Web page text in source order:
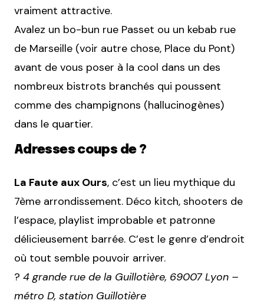
vraiment attractive.
Avalez un bo-bun rue Passet ou un kebab rue
de Marseille (voir autre chose, Place du Pont)
avant de vous poser à la cool dans un des
nombreux bistrots branchés qui poussent
comme des champignons (hallucinogènes)
dans le quartier.
Adresses coups de ?
La Faute aux Ours, c’est un lieu mythique du
7ème arrondissement. Déco kitch, shooters de
l’espace, playlist improbable et patronne
délicieusement barrée. C’est le genre d’endroit
où tout semble pouvoir arriver.
? 4 grande rue de la Guillotière, 69007 Lyon –
métro D, station Guillotière